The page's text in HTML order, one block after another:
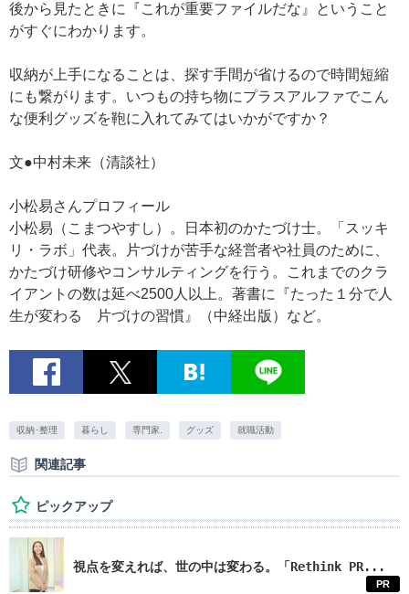
後から見たときに『これが重要ファイルだな』ということ
がすぐにわかります。
収納が上手になることは、探す手間が省けるので時間短縮
にも繋がります。いつもの持ち物にプラスアルファでこん
な便利グッズを鞄に入れてみてはいかがですか？
文●中村未来（清談社）
小松易さんプロフィール
小松易（こまつやすし）。日本初のかたづけ士。「スッキ
リ・ラボ」代表。片づけが苦手な経営者や社員のために、
かたづけ研修やコンサルティングを行う。これまでのクラ
イアントの数は延べ2500人以上。著書に『たった１分で人
生が変わる 片づけの習慣』（中経出版）など。
収納･整理 暮らし 専門家. グッズ 就職活動
関連記事
ピックアップ
視点を変えれば、世の中は変わる。「Rethink PR...
PR